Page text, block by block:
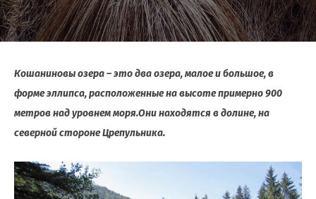
Кошаниновы озера – это два озера, малое и большое, в
форме эллипса, расположенные на высоте примерно 900
метров над уровнем моря.Они находятся в долине, на
северной стороне Црепульника.